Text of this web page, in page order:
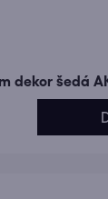
dekor šedá